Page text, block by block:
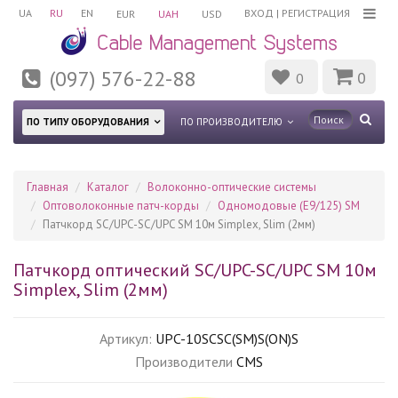
UA RU EN ВХОД | РЕГИСТРАЦИЯ
EUR UAH USD
(097) 576-22-88 0 0
ПО ТИПУ ОБОРУДОВАНИЯ ПО ПРОИЗВОДИТЕЛЮ
Главная Каталог
Волоконно-оптические системы
Оптоволоконные патч-корды
Одномодовые (Е9/125) SM
Патчкорд SC/UPC-SC/UPC SM 10м Simplex, Slim (2мм)
Патчкорд оптический SC/UPC-SC/UPC SM 10м
Simplex, Slim (2мм)
Артикул: UPC-10SCSC(SM)S(ON)S
Производители CMS